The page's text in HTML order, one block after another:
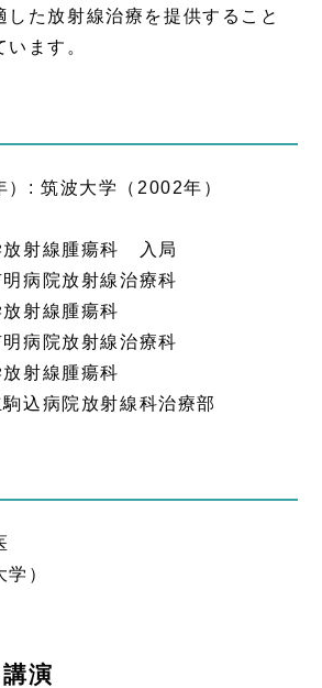
した放射線治療を提供すること
ます。
）: 筑波大学（2002年）
放射線腫瘍科 入局
病院放射線治療科
射線腫瘍科
病院放射線治療科
射線腫瘍科
込病院放射線科治療部
）
演